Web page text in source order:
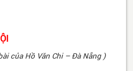
của Hồ Văn Chi – Đà Nẵng )